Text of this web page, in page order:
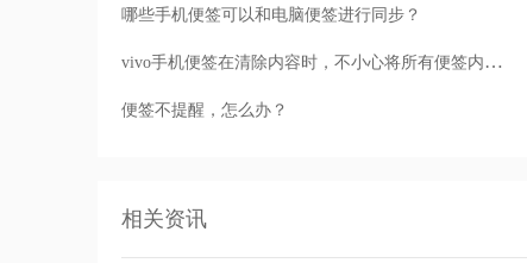
哪些手机便签可以和电脑便签进行同步？
vivo手机便签在清除内容时，不小心将所有便签内容一并清除了，还能恢复吗
便签不提醒，怎么办？
相关资讯